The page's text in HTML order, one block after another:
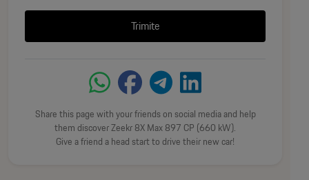
automată, capacitate 1.133 L / 2.200 L maxim.
Priză 220V curent alternativ (2,2 kW) în portbagaj —
alimentare aparate electrice direct din mașină.
alimentelor la temperatura dorită.
Control climatizare pe trei zone — temperatură
independentă pentru șofer, pasager față și pasagerii din
Filtru habitaclu CN95 de înaltă eficiență cu senzor PM2.5 —
Trimite
Share this page with your friends on social media and help
them discover Zeekr 8X Max 897 CP (660 kW).
Give a friend a head start to drive their new car!